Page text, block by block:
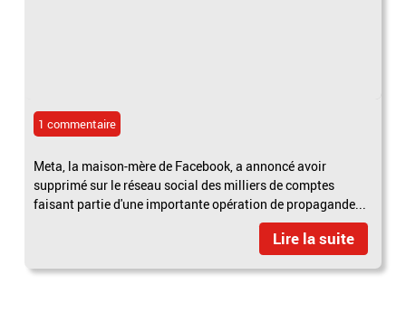
1 commentaire
Meta, la maison-mère de Facebook, a annoncé avoir
supprimé sur le réseau social des milliers de comptes
faisant partie d'une importante opération de propagande...
Lire la suite